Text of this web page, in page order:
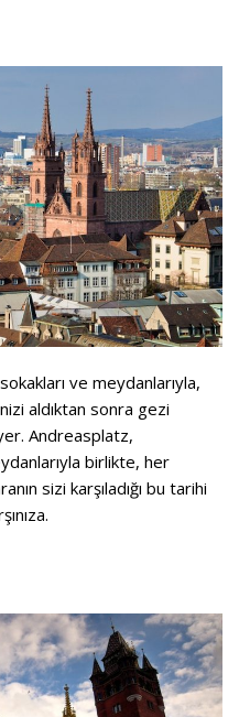
ve meydanlarıyla,
nizi aldıktan sonra gezi
Andreasplatz,
birlikte, her
sizi karşıladığı bu tarihi